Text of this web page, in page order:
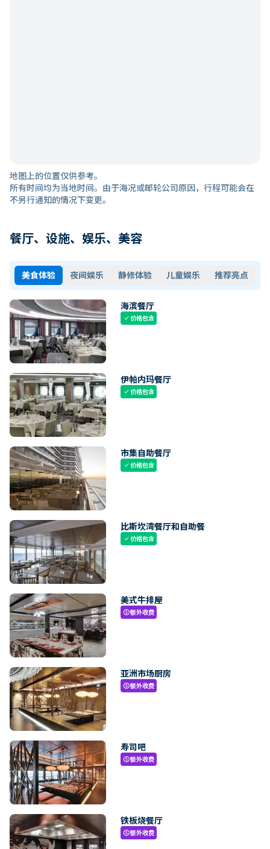
地图上的位置仅供参考。
所有时间均为当地时间。由于海况或邮轮公司原因，行程可能会在
不另行通知的情况下变更。
餐厅、设施、娱乐、美容
美食体验 夜间娱乐 静修体验 儿童娱乐 推荐亮点
海滨餐厅
check价格包含
伊帕内玛餐厅
check价格包含
市集自助餐厅
check价格包含
比斯坎湾餐厅和自助餐
check价格包含
美式牛排屋
paid额外收费
亚洲市场厨房
paid额外收费
寿司吧
paid额外收费
铁板烧餐厅
paid额外收费